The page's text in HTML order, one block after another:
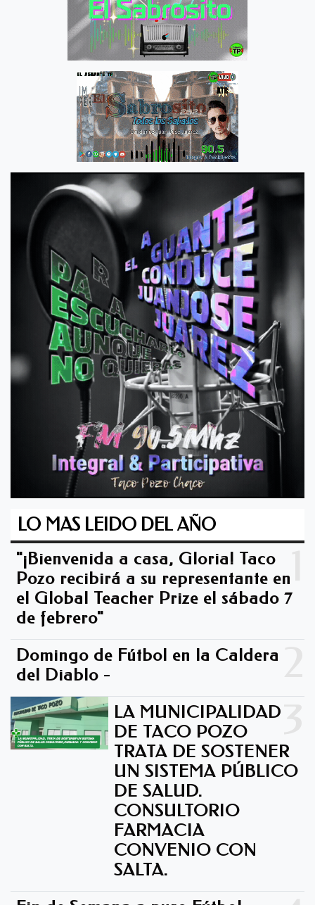
LO MAS LEIDO DEL AÑO
"¡Bienvenida a casa, Gloria! Taco
Pozo recibirá a su representante en
el Global Teacher Prize el sábado 7
de febrero"
Domingo de Fútbol en la Caldera
del Diablo -
LA MUNICIPALIDAD
DE TACO POZO
TRATA DE SOSTENER
UN SISTEMA PÚBLICO
DE SALUD.
CONSULTORIO
FARMACIA
CONVENIO CON
SALTA.